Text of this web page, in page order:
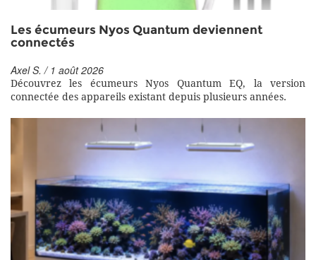
Les écumeurs Nyos Quantum deviennent
connectés
Axel S. / 1 août 2026
Découvrez les écumeurs Nyos Quantum EQ, la version
connectée des appareils existant depuis plusieurs années.